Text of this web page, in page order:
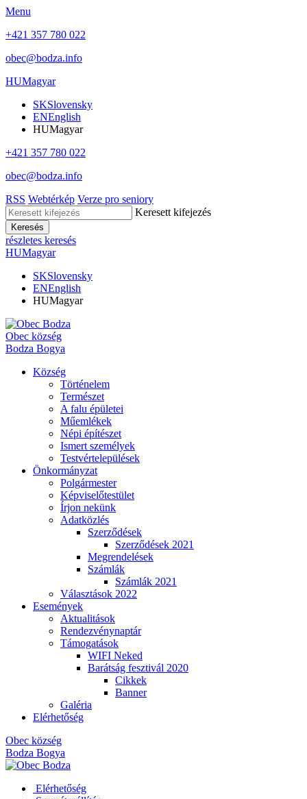
Menu
+421 357 780 022
obec@bodza.info
HUMagyar
SKSlovensky
ENEnglish
HUMagyar
+421 357 780 022
obec@bodza.info
RSS Webtérkép Verze pro seniory
Keresett kifejezés
Keresés
részletes keresés
HUMagyar
SKSlovensky
ENEnglish
HUMagyar
Obec község
Bodza Bogya
Község
Történelem
Természet
A falu épületei
Műemlékek
Népi építészet
Ismert személyek
Testvértelepülések
Önkormányzat
Polgármester
Képviselőtestület
Írjon nekünk
Adatközlés
Szerződések
Szerződések 2021
Megrendelések
Számlák
Számlák 2021
Választások 2022
Események
Aktualitások
Rendezvénynaptár
Támogatások
WIFI Neked
Barátság fesztivál 2020
Cikkek
Banner
Galéria
Elérhetőség
Obec község
Bodza Bogya
Elérhetőség